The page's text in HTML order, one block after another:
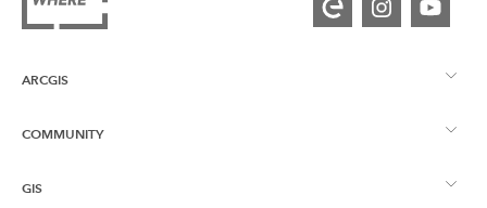
ARCGIS
ArcGIS – Überblick
COMMUNITY
Esri Community
GIS